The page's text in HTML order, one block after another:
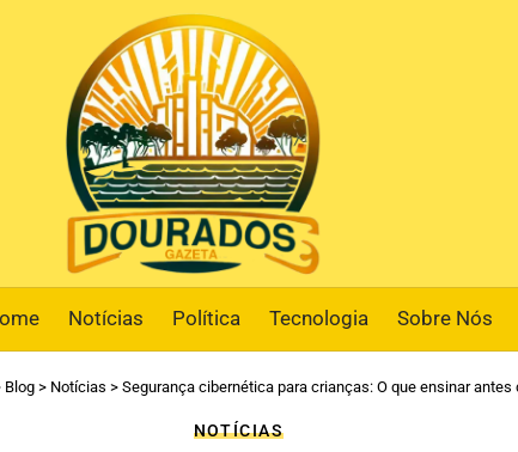
Notícias Política Tecnologia Sobre Nós
Blog> Notícias > Segurança cibernética para crianças: O que ensinar antes
NOTÍCIAS